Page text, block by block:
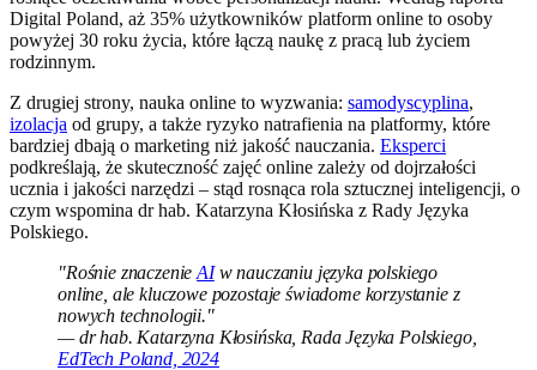
Digital Poland, aż 35% użytkowników platform online to osoby
powyżej 30 roku życia, które łączą naukę z pracą lub życiem
rodzinnym.
Z drugiej strony, nauka online to wyzwania: samodyscyplina,
izolacja od grupy, a także ryzyko natrafienia na platformy, które
bardziej dbają o marketing niż jakość nauczania. Eksperci
podkreślają, że skuteczność zajęć online zależy od dojrzałości
ucznia i jakości narzędzi – stąd rosnąca rola sztucznej inteligencji, o
czym wspomina dr hab. Katarzyna Kłosińska z Rady Języka
Polskiego.
"Rośnie znaczenieAIw nauczaniu języka polskiego
online, ale kluczowe pozostaje świadome korzystanie z
nowych technologii."
— dr hab. Katarzyna Kłosińska, Rada Języka Polskiego,
EdTech Poland, 2024